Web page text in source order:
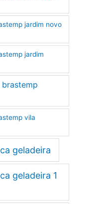
jardim novo
jardim
brastemp
vila
geladeira
geladeira 1